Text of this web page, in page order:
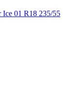
01 R18 235/55